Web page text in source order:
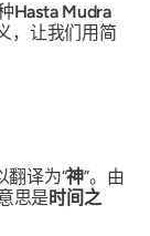
Hasta Mudra
，让我们用简
翻译为“神”。由
思是时间之